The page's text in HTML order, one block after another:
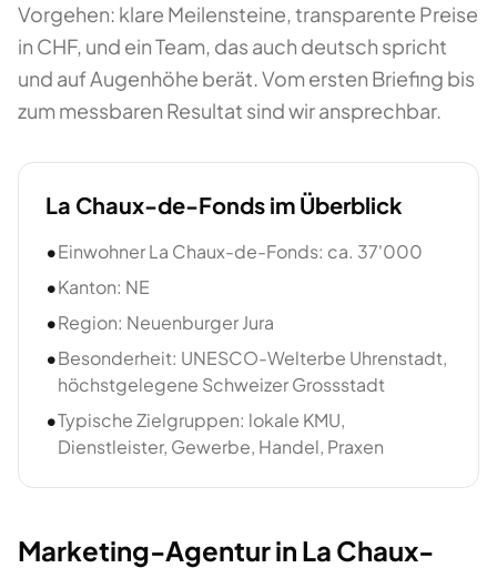
Vorgehen: klare Meilensteine, transparente Preise
in CHF, und ein Team, das auch deutsch spricht
und auf Augenhöhe berät. Vom ersten Briefing bis
zum messbaren Resultat sind wir ansprechbar.
La Chaux-de-Fonds im Überblick
•Einwohner La Chaux-de-Fonds: ca. 37'000
•Kanton: NE
•Region: Neuenburger Jura
•Besonderheit: UNESCO-Welterbe Uhrenstadt,
höchstgelegene Schweizer Grossstadt
•Typische Zielgruppen: lokale KMU,
Dienstleister, Gewerbe, Handel, Praxen
Marketing-Agentur in La Chaux-